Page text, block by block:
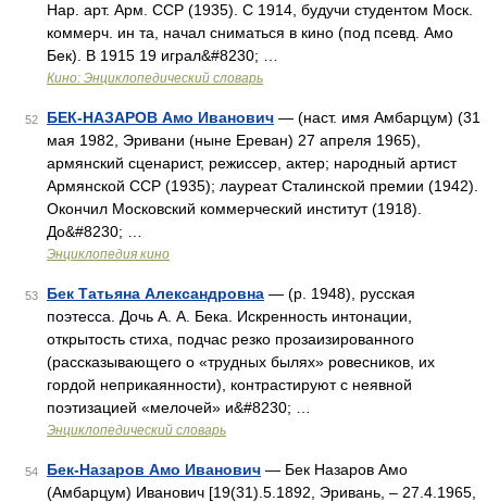
Нар. арт. Арм. ССР (1935). С 1914, будучи студентом Моск.
коммерч. ин та, начал сниматься в кино (под псевд. Амо
Бек). В 1915 19 играл&#8230; …
Кино: Энциклопедический словарь
52 БЕК-НАЗАРОВ Амо Иванович — (наст. имя Амбарцум) (31
мая 1982, Эривани (ныне Ереван) 27 апреля 1965),
армянский сценарист, режиссер, актер; народный артист
Армянской ССР (1935); лауреат Сталинской премии (1942).
Окончил Московский коммерческий институт (1918).
До&#8230; …
Энциклопедия кино
53 Бек Татьяна Александровна — (р. 1948), русская
поэтесса. Дочь А. А. Бека. Искренность интонации,
открытость стиха, подчас резко прозаизированного
(рассказывающего о «трудных былях» ровесников, их
гордой неприкаянности), контрастируют с неявной
поэтизацией «мелочей» и&#8230; …
Энциклопедический словарь
54 Бек-Назаров Амо Иванович — Бек Назаров Амо
(Амбарцум) Иванович [19(31).5.1892, Эривань, ‒ 27.4.1965,